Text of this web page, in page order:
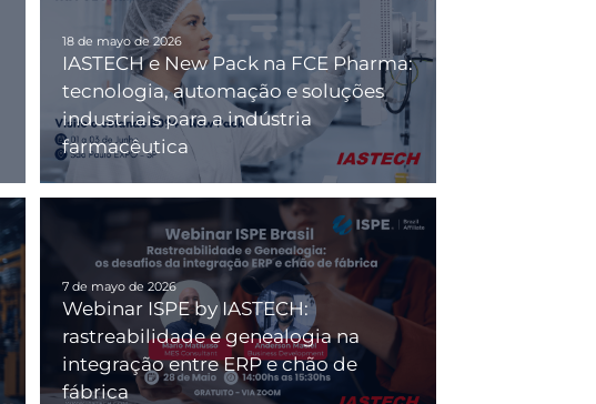
18 de mayo de 2026
IASTECH e New Pack na FCE Pharma:
tecnologia, automação e soluções
industriais para a indústria
farmacêutica
7 de mayo de 2026
Webinar ISPE by IASTECH:
rastreabilidade e genealogia na
integração entre ERP e chão de
fábrica